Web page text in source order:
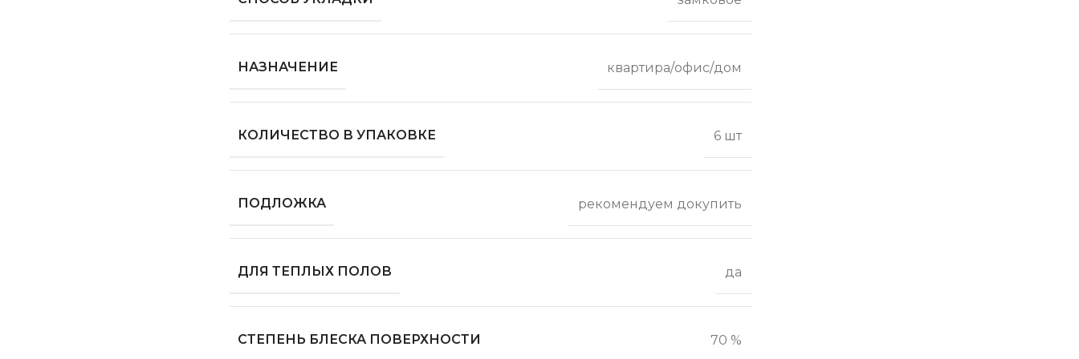
НАЗНАЧЕНИЕ квартира/офис/дом
КОЛИЧЕСТВО В УПАКОВКЕ 6 шт
ПОДЛОЖКА рекомендуем докупить
ДЛЯ ТЕПЛЫХ ПОЛОВ да
СТЕПЕНЬ БЛЕСКА ПОВЕРХНОСТИ 70 %